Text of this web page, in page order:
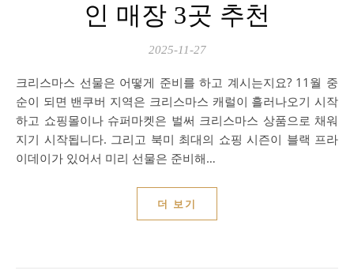
인 매장 3곳 추천
2025-11-27
크리스마스 선물은 어떻게 준비를 하고 계시는지요? 11월 중
순이 되면 밴쿠버 지역은 크리스마스 캐럴이 흘러나오기 시작
하고 쇼핑몰이나 슈퍼마켓은 벌써 크리스마스 상품으로 채워
지기 시작됩니다. 그리고 북미 최대의 쇼핑 시즌이 블랙 프라
이데이가 있어서 미리 선물은 준비해…
더 보기